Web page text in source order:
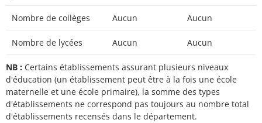
Nombre de collèges Aucun Aucun
Nombre de lycées Aucun Aucun
NB : Certains établissements assurant plusieurs niveaux
d'éducation (un établissement peut être à la fois une école
maternelle et une école primaire), la somme des types
d'établissements ne correspond pas toujours au nombre total
d'établissements recensés dans le département.